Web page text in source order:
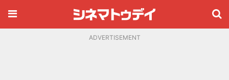
ADVERTISEMENT